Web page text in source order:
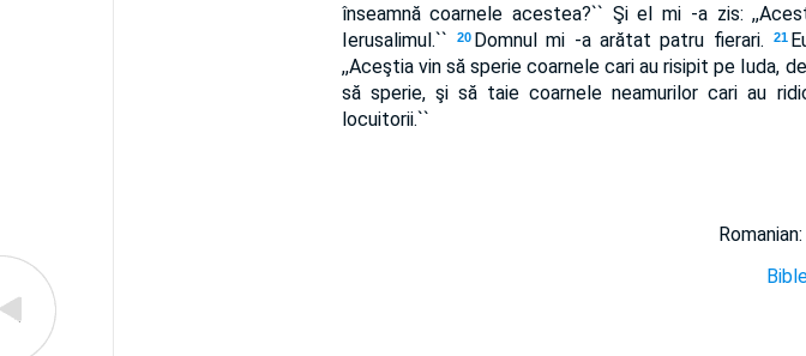
înseamnă coarnele acestea?`` Şi el mi -a zis:
Ierusalimul.``
20 Domnul mi -a arătat patru fierari. 21
,,Aceştia vin să sperie coarnele cari au risipit pe Iuda,
să sperie, şi să taie coarnele neamurilor cari au
locuitorii.``